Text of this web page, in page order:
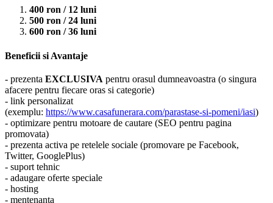
400 ron / 12 luni
500 ron / 24 luni
600 ron / 36 luni
Beneficii si Avantaje
- prezenta EXCLUSIVA pentru orasul dumneavoastra (o singura
afacere pentru fiecare oras si categorie)
- link personalizat
(exemplu: https://www.casafunerara.com/parastase-si-pomeni/iasi)
- optimizare pentru motoare de cautare (SEO pentru pagina
promovata)
- prezenta activa pe retelele sociale (promovare pe Facebook,
Twitter, GooglePlus)
- suport tehnic
- adaugare oferte speciale
- hosting
- mentenanta